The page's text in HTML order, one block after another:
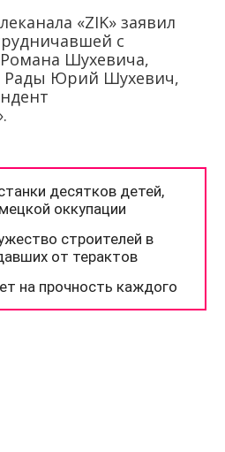
«ZIK» заявил
с
Шухевича,
Рады Юрий Шухевич,